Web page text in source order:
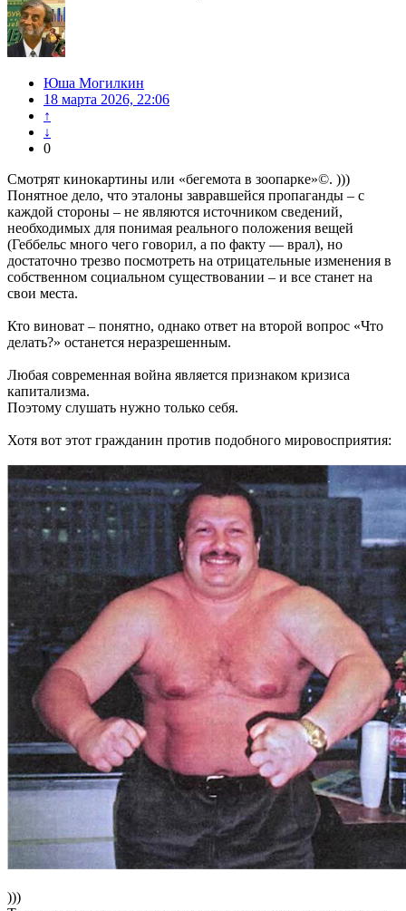
Юша Могилкин
18 марта 2026, 22:06
↑
↓
0
Смотрят кинокартины или «бегемота в зоопарке»©. )))
Понятное дело, что эталоны завравшейся пропаганды – с
каждой стороны – не являются источником сведений,
необходимых для понимая реального положения вещей
(Геббельс много чего говорил, а по факту — врал), но
достаточно трезво посмотреть на отрицательные изменения в
собственном социальном существовании – и все станет на
свои места.
Кто виноват – понятно, однако ответ на второй вопрос «Что
делать?» останется неразрешенным.
Любая современная война является признаком кризиса
капитализма.
Поэтому слушать нужно только себя.
Хотя вот этот гражданин против подобного мировосприятия:
)))